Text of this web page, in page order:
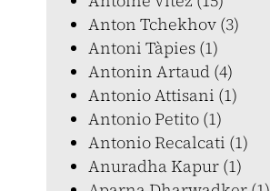
Anton Tchekhov (3)
Antoni Tàpies (1)
Antonin Artaud (4)
Antonio Attisani (1)
Antonio Petito (1)
Antonio Recalcati (1)
Anuradha Kapur (1)